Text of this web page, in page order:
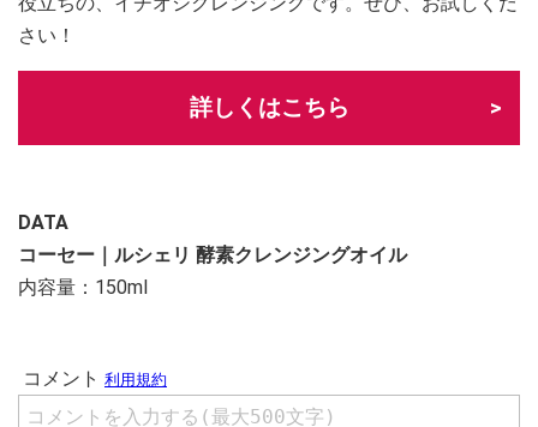
さい！
詳しくはこちら
DATA
コーセー｜ルシェリ 酵素クレンジングオイル
内容量：150ml